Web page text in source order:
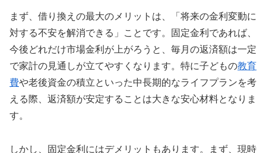
まず、借り換えの最大のメリットは、「将来の金利変動に
対する不安を解消できる」ことです。固定金利であれば、
今後どれだけ市場金利が上がろうと、毎月の返済額は一定
で家計の見通しが立てやすくなります。特に子どもの教育
費や老後資金の積立といった中長期的なライフプランを考
える際、返済額が安定することは大きな安心材料となりま
す。
しかし、固定金利にはデメリットもあります。まず、現時